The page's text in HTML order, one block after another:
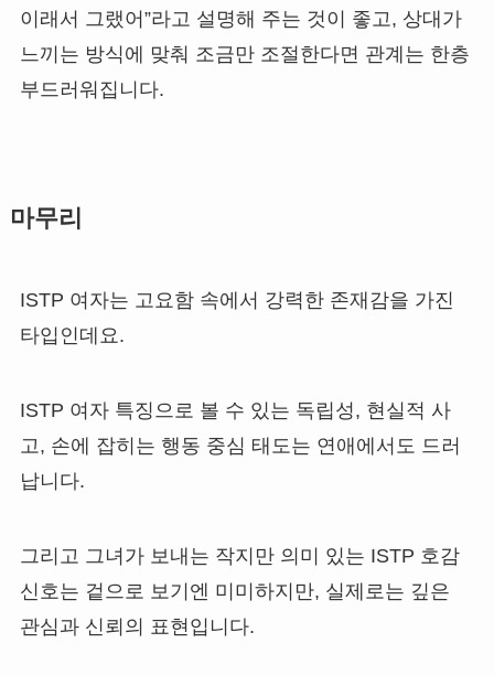
이래서 그랬어”라고 설명해 주는 것이 좋고, 상대가
느끼는 방식에 맞춰 조금만 조절한다면 관계는 한층
부드러워집니다.
마무리
ISTP 여자는 고요함 속에서 강력한 존재감을 가진
타입인데요.
ISTP 여자 특징으로 볼 수 있는 독립성, 현실적 사
고, 손에 잡히는 행동 중심 태도는 연애에서도 드러
납니다.
그리고 그녀가 보내는 작지만 의미 있는 ISTP 호감
신호는 겉으로 보기엔 미미하지만, 실제로는 깊은
관심과 신뢰의 표현입니다.